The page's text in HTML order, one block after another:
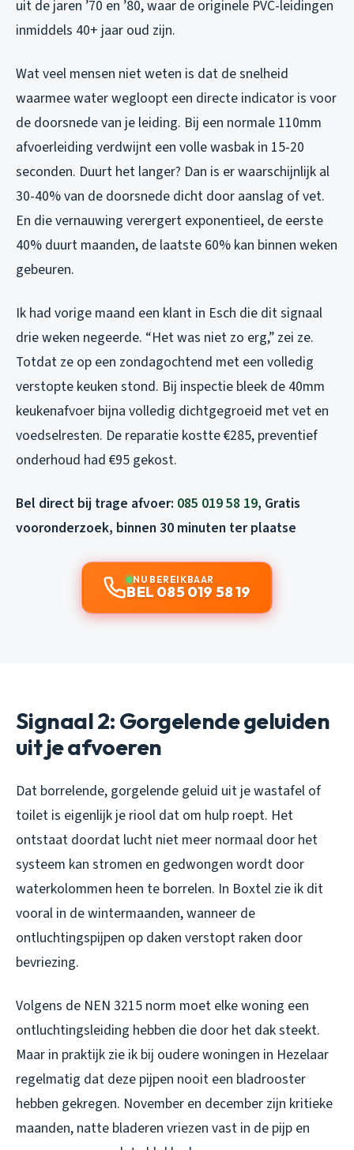
uit de jaren ’70 en ’80, waar de originele PVC-leidingen
inmiddels 40+ jaar oud zijn.
Wat veel mensen niet weten is dat de snelheid
waarmee water wegloopt een directe indicator is voor
de doorsnede van je leiding. Bij een normale 110mm
afvoerleiding verdwijnt een volle wasbak in 15-20
seconden. Duurt het langer? Dan is er waarschijnlijk al
30-40% van de doorsnede dicht door aanslag of vet.
En die vernauwing verergert exponentieel, de eerste
40% duurt maanden, de laatste 60% kan binnen weken
gebeuren.
Ik had vorige maand een klant in Esch die dit signaal
drie weken negeerde. “Het was niet zo erg,” zei ze.
Totdat ze op een zondagochtend met een volledig
verstopte keuken stond. Bij inspectie bleek de 40mm
keukenafvoer bijna volledig dichtgegroeid met vet en
voedselresten. De reparatie kostte €285, preventief
onderhoud had €95 gekost.
Bel direct bij trage afvoer: 085 019 58 19, Gratis
vooronderzoek, binnen 30 minuten ter plaatse
NU BEREIKBAAR
BEL 085 019 58 19
Signaal 2: Gorgelende geluiden
uit je afvoeren
Dat borrelende, gorgelende geluid uit je wastafel of
toilet is eigenlijk je riool dat om hulp roept. Het
ontstaat doordat lucht niet meer normaal door het
systeem kan stromen en gedwongen wordt door
waterkolommen heen te borrelen. In Boxtel zie ik dit
vooral in de wintermaanden, wanneer de
ontluchtingspijpen op daken verstopt raken door
bevriezing.
Volgens de NEN 3215 norm moet elke woning een
ontluchtingsleiding hebben die door het dak steekt.
Maar in praktijk zie ik bij oudere woningen in Hezelaar
regelmatig dat deze pijpen nooit een bladrooster
hebben gekregen. November en december zijn kritieke
maanden, natte bladeren vriezen vast in de pijp en